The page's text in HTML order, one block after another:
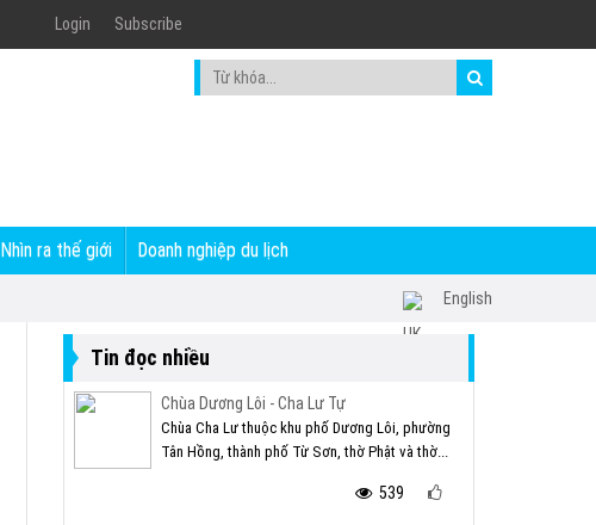
Login Subscribe
Nhìn ra thế giới Doanh nghiệp du lịch
English
Tin đọc nhiều
Chùa Dương Lôi - Cha Lư Tự
Chùa Cha Lư thuộc khu phố Dương Lôi, phường
Tân Hồng, thành phố Từ Sơn, thờ Phật và thờ...
539